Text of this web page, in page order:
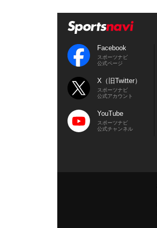
Facebook
スポーツナビ
公式ページ
X（旧Twitter）
スポーツナビ
公式アカウント
YouTube
スポーツナビ
公式チャンネル